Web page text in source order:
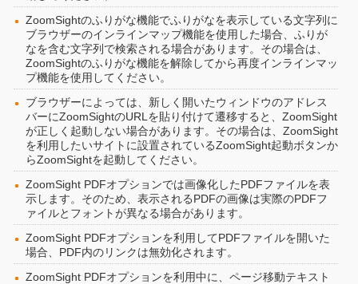
ZoomSightのふりがな機能でふりがなを表示している文字列に
ブラウザーのインラインマップ機能を使用した場合、ふりが
なを含む文字列で検索される場合があります。その場合は、
ZoomSightのふりがな機能を解除してから再度インラインマッ
プ機能を使用してください。
ブラウザーによっては、新しく開いたウィンドウのアドレス
バーにZoomSightのURLを貼り付けて遷移すると、ZoomSight
が正しく起動しない場合があります。その場合は、ZoomSight
を利用したいサイトに設置されているZoomSight起動ボタンか
らZoomSightを起動してください。
ZoomSight PDFオプションでは画像化したPDFファイルを表
示します。そのため、表示されるPDFの画像は実際のPDFフ
ァイルとフォントが異なる場合があります。
ZoomSight PDFオプションを利用してPDFファイルを開いた
場合、PDF内のリンクは無効化されます。
ZoomSight PDFオプションを利用中に、ページ移動テキスト